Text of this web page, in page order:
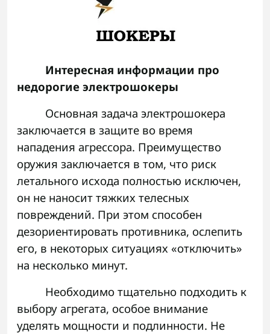
Интересная информации про
недорогие электрошокеры
Основная задача электрошокера
заключается в защите во время
нападения агрессора. Преимущество
оружия заключается в том, что риск
летального исхода полностью исключен,
он не наносит тяжких телесных
повреждений. При этом способен
дезориентировать противника, ослепить
его, в некоторых ситуациях «отключить»
на несколько минут.
Необходимо тщательно подходить к
выбору агрегата, особое внимание
уделять мощности и подлинности. Не